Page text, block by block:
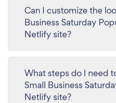
Can I customize the
Business Saturday
Netlify site?
What steps do I need
Small Business
Netlify site?